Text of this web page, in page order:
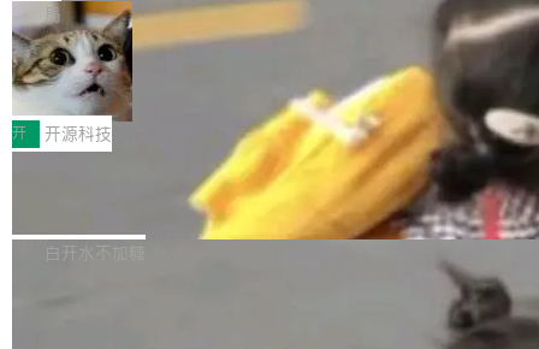
布，具体更新内容包括： feat(zero)：Zero 现
支持 --security superflag（token=...;whitelist
=...），与 Alpha 版本的格式一致，并据此对其
管理 HTTP 端点进行授权。 <blockquote> <p>
<span><strong>警告：</strong>&nbsp;Zero
的 admin ...
块钱的玩意儿——一根小竹签，一个竹筒，一头
系着涂了松香的线。甩起来，竹膜震动，发出“哇
——哇”的蝉鸣声。实物越来越难找了，有开发者
把它做成了 Web 玩具，放在 zhuzhiliao.imsai.c
c 上，并在 GitHub 开源。 玩法很简单：按住屏
幕画圈，或者直接甩手机。页面会实时显示转速
（圈/秒），声音来自真实竹知了录音的 1.72 秒
采样，无缝循环。音频解码失败时，还有一套合
成兜底——锯齿波振荡器模拟脉冲，并联带通共
局
30倍效率升级：解锁医学影像数据要素
价值化的真实路径
完成一例腹部CT影像标注，张医生过去需要约1
20个小时。他必须在数百张连续影像上，一笔一
笔勾画边界，一层一层识别肌肉组织。如今，使
用东软飞标医学影像标注平台，同样的工作缩短
至4小时，效率提升30倍。 这组数字背后，改变
的不只是速度，而是把医学影像转化为AI能力的
开 开源科技
Apache Dubbo-go v3.3.2 正式发布
这个版本面向生产环境，重心在内核稳定性。我
们彻底收敛了旧配置体系，扩展了 Triple 协议与
白开水不加糖